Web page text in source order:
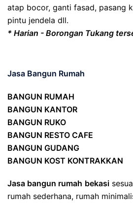
atap bocor, ganti fasad, pasang
pintu jendela dll.
* Harian - Borongan Tukang
Jasa Bangun Rumah
BANGUN RUMAH
BANGUN KANTOR
BANGUN RUKO
BANGUN RESTO CAFE
BANGUN GUDANG
BANGUN KOST KONTRAKKAN
Jasa bangun rumah bekasi
rumah sederhana, rumah